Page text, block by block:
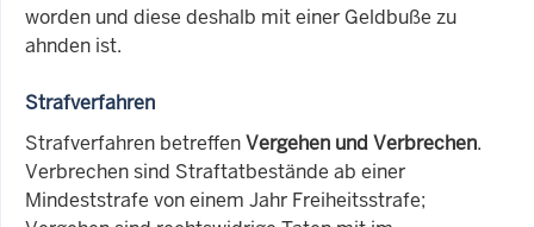
worden und diese deshalb mit einer Geldbuße zu
ahnden ist.
Strafverfahren
Strafverfahren betreffenVergehen und Verbrechen.
Verbrechen sind Straftatbestände ab einer
Mindeststrafe von einem Jahr Freiheitsstrafe;